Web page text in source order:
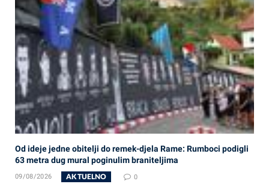
Od ideje jedne obitelji do remek-djela Rame: Rumboci podigli
63 metra dug mural poginulim braniteljima
09/08/2026 AKTUELNO 0